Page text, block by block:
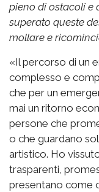
pieno di ostacoli e
superato queste
mollare e
«Il percorso di un
complesso e
che per un
mai un ritorno
persone che
o che guardano
artistico. Ho
trasparenti,
presentano come